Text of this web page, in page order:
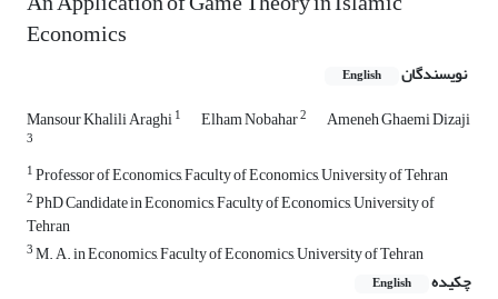
Economics
نویسندگان English
Mansour Khalili Araghi1 Elham Nobahar2 Ameneh Ghaemi Dizaji
3
1Professor of Economics, Faculty of Economics, University of Tehran
2PhD Candidate in Economics, Faculty of Economics, University of
Tehran
3M. A. in Economics, Faculty of Economics, University of Tehran
چکیده
English